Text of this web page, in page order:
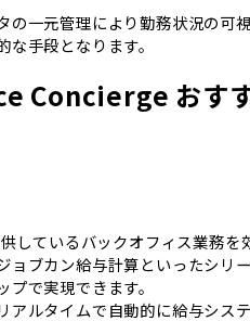
の一元管理により勤務状況の可
手段となります。
Concierge おす
しているバックオフィス業務を
ョブカン給与計算といったシリ
で実現できます。
アルタイムで自動的に給与シス